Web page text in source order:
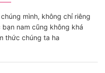
mình, không chỉ riêng
nam cũng không khá
thức chúng ta ha